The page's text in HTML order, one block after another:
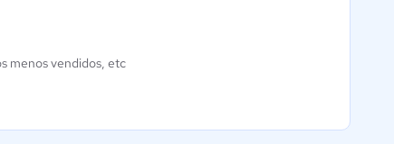
menos vendidos, etc